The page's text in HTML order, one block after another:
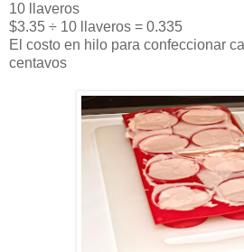
10 llaveros
$3.35 ÷ 10 llaveros = 0.335
El costo en hilo para confeccionar
centavos